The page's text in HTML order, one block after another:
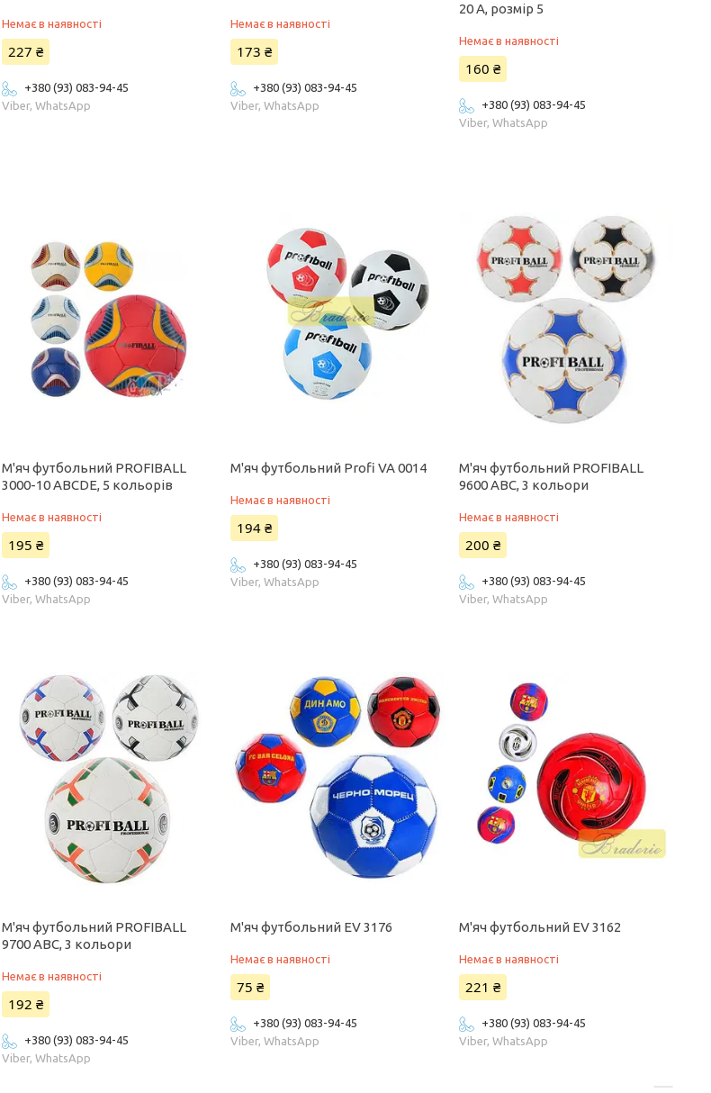
Немає в наявності
227 ₴
+380 (93) 083-94-45
Viber, WhatsApp
Немає в наявності
173 ₴
+380 (93) 083-94-45
Viber, WhatsApp
20 A, розмір 5
Немає в наявності
160 ₴
+380 (93) 083-94-45
Viber, WhatsApp
М'яч футбольний PROFIBALL
3000-10 ABCDE, 5 кольорів
Немає в наявності
195 ₴
+380 (93) 083-94-45
Viber, WhatsApp
М'яч футбольний Profi VA 0014
Немає в наявності
194 ₴
+380 (93) 083-94-45
Viber, WhatsApp
М'яч футбольний PROFIBALL
9600 ABC, 3 кольори
Немає в наявності
200 ₴
+380 (93) 083-94-45
Viber, WhatsApp
М'яч футбольний PROFIBALL
9700 ABC, 3 кольори
Немає в наявності
192 ₴
+380 (93) 083-94-45
Viber, WhatsApp
М'яч футбольний EV 3176
Немає в наявності
75 ₴
+380 (93) 083-94-45
Viber, WhatsApp
М'яч футбольний EV 3162
Немає в наявності
221 ₴
+380 (93) 083-94-45
Viber, WhatsApp